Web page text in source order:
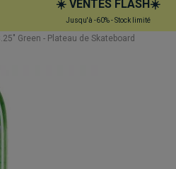
☀️ VENTES FLASH☀️
Jusqu'à -60% - Stock limité
Green - Plateau de Skateboard